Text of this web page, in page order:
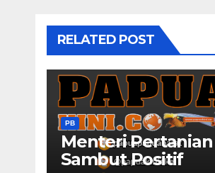
RELATED POST
PB
Menteri Pertanian
Sambut Positif